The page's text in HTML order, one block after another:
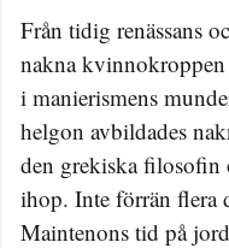
Från tidig renässans
nakna
i manierismens
helgon avbildades
den grekiska filosofin
ihop. Inte förrän flera
Maintenons tid på